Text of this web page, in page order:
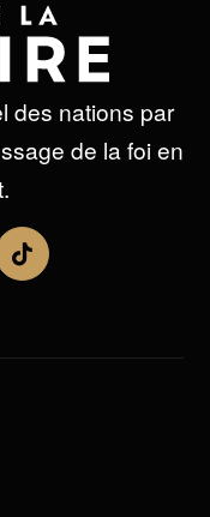
des nations par
de la foi en